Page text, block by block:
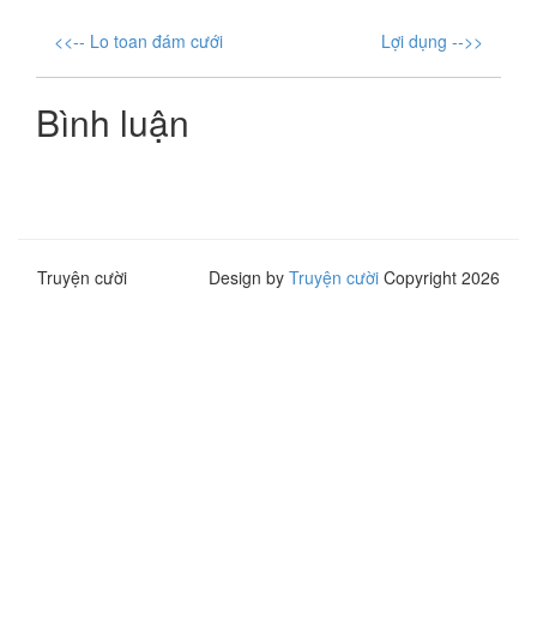
<<-- Lo toan đám cưới Lợi dụng -->>
Bình luận
Truyện cười Design by Truyện cười Copyright 2026